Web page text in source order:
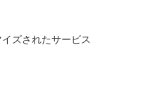
ズされたサービス